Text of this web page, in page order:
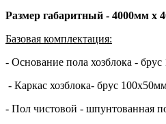
Размер габаритный - 4000мм х
Базовая комплектация:
- Основание пола хозблока -
- Каркас хозблока- брус
- Пол чистовой - шпунтованная